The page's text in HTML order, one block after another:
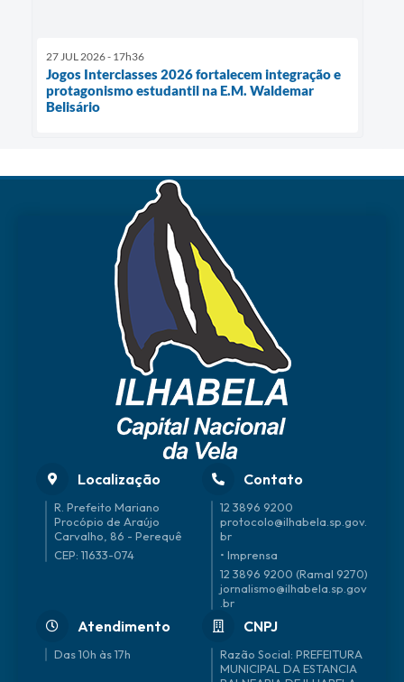
27 JUL 2026 - 17h36
Jogos Interclasses 2026 fortalecem integração e
protagonismo estudantil na E.M. Waldemar
Belisário
Localização
R. Prefeito Mariano
Procópio de Araújo
Carvalho, 86 - Perequê
CEP: 11633-074
Contato
12 3896 9200
protocolo@ilhabela.sp.gov.
br
• Imprensa
12 3896 9200 (Ramal 9270)
jornalismo@ilhabela.sp.gov
.br
Atendimento
Das 10h às 17h
CNPJ